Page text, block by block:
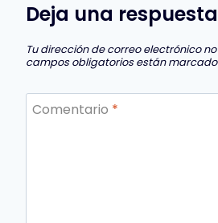
Deja una respuesta
Tu dirección de correo electrónico
campos obligatorios están
Comentario *